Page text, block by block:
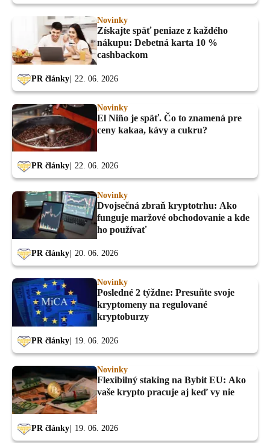
Novinky
Získajte späť peniaze z každého
nákupu: Debetná karta 10 %
cashbackom
PR články 22. 06. 2026
Novinky
El Niño je späť. Čo to znamená pre
ceny kakaa, kávy a cukru?
PR články 22. 06. 2026
Novinky
Dvojsečná zbraň kryptotrhu: Ako
funguje maržové obchodovanie a kde
ho používať
PR články 20. 06. 2026
Novinky
Posledné 2 týždne: Presuňte svoje
kryptomeny na regulované
kryptoburzy
PR články 19. 06. 2026
Novinky
Flexibilný staking na Bybit EU: Ako
vaše krypto pracuje aj keď vy nie
PR články 19. 06. 2026